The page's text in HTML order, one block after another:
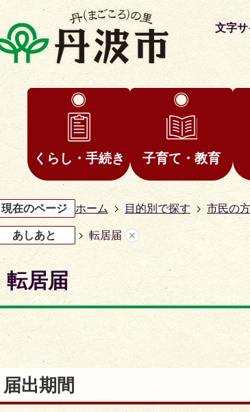
文字
くらし・手続き 子育て・教育
現在のページ ホーム 目的別で探す 市民の
あしあと 転居届
転居届
届出期間
目
ス
ラ